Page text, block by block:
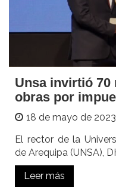
Unsa invirtió 70
obras por
18 de mayo de 2023
El rector de la
de Arequipa (UNSA),
Leer más